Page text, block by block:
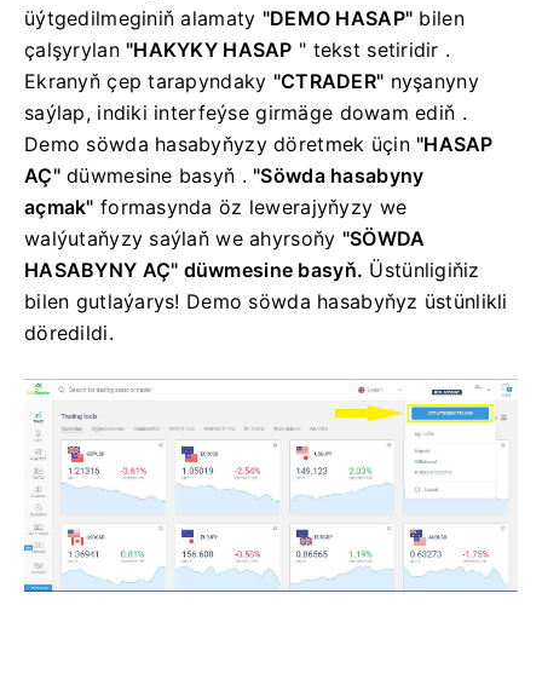
üýtgedilmeginiň alamaty "DEMO HASAP" bilen
çalşyrylan "HAKYKY HASAP " tekst setiridir .
Ekranyň çep tarapyndaky "CTRADER" nyşanyny
saýlap, indiki interfeýse girmäge dowam ediň .
Demo söwda hasabyňyzy döretmek üçin "HASAP
AÇ"düwmesine basyň . "Söwda hasabyny
açmak" formasynda öz lewerajyňyzy we
walýutaňyzy saýlaňwe ahyrsoňy "SÖWDA
HASABYNY AÇ" düwmesine basyň. Üstünligiňiz
bilen gutlaýarys! Demo söwda hasabyňyz üstünlikli
döredildi.